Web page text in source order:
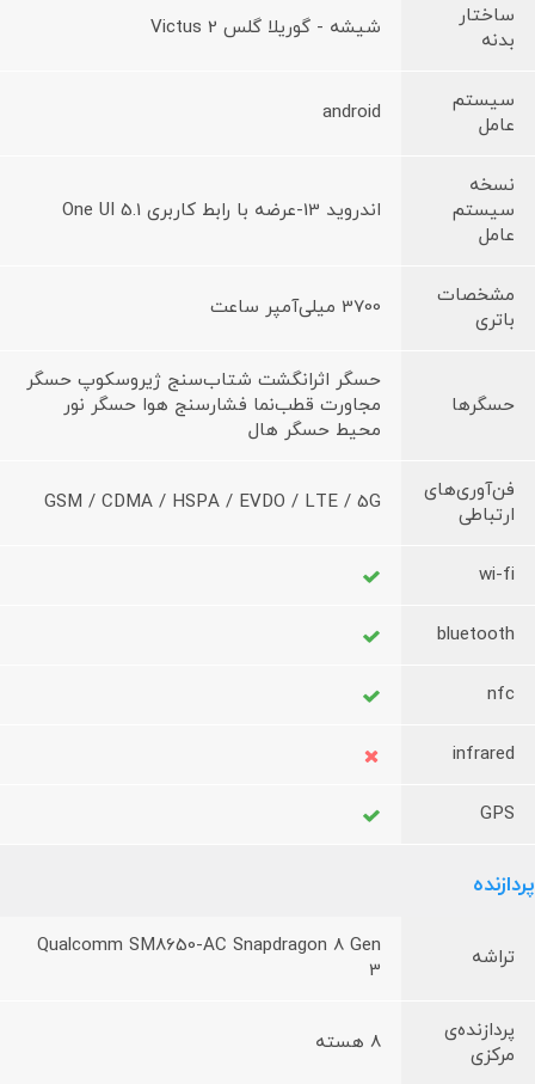
ساختار
بدنه
شیشه - گوریلا گلس Victus 2
سیستم
عامل
android
نسخه
سیستم
عامل
اندروید 13-عرضه با رابط کاربری One UI 5.1
مشخصات
باتری
3700 میلی‌آمپر ساعت
حسگرها
حسگر اثرانگشت شتاب‌سنج ژیروسکوپ حسگر
مجاورت قطب‌نما فشارسنج هوا حسگر نور
محیط حسگر هال
فن‌آوری‌های
ارتباطی
GSM / CDMA / HSPA / EVDO / LTE / 5G
wi-fi
bluetooth
nfc
infrared
GPS
پردازنده
تراشه
Qualcomm SM8650-AC Snapdragon 8 Gen
3
پردازنده‌ی
مرکزی
8 هسته